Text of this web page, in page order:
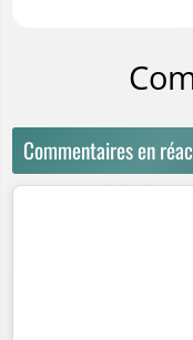
Commentaires en